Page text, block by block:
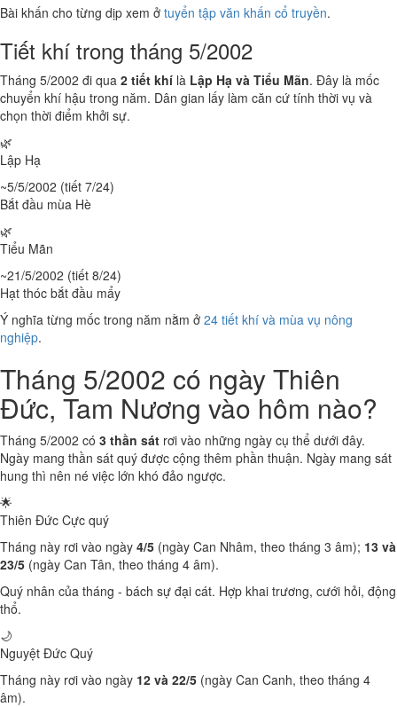
Bài khấn cho từng dịp xem ở tuyển tập văn khấn cổ truyền.
Tiết khí trong tháng 5/2002
Tháng 5/2002 đi qua 2 tiết khí là Lập Hạ và Tiểu Mãn. Đây là mốc
chuyển khí hậu trong năm. Dân gian lấy làm căn cứ tính thời vụ và
chọn thời điểm khởi sự.
🌿
Lập Hạ
~5/5/2002 (tiết 7/24)
Bắt đầu mùa Hè
🌿
Tiểu Mãn
~21/5/2002 (tiết 8/24)
Hạt thóc bắt đầu mẩy
Ý nghĩa từng mốc trong năm nằm ở 24 tiết khí và mùa vụ nông
nghiệp.
Tháng 5/2002 có ngày Thiên
Đức, Tam Nương vào hôm nào?
Tháng 5/2002 có 3 thần sát rơi vào những ngày cụ thể dưới đây.
Ngày mang thần sát quý được cộng thêm phần thuận. Ngày mang sát
hung thì nên né việc lớn khó đảo ngược.
🌟
Thiên Đức Cực quý
Tháng này rơi vào ngày 4/5 (ngày Can Nhâm, theo tháng 3 âm); 13 và
23/5 (ngày Can Tân, theo tháng 4 âm).
Quý nhân của tháng - bách sự đại cát. Hợp khai trương, cưới hỏi, động
thổ.
🌙
Nguyệt Đức Quý
Tháng này rơi vào ngày 12 và 22/5 (ngày Can Canh, theo tháng 4
âm).